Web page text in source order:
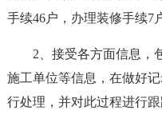
手续46户，办理装修手续7
2、接受各方面信息，
施工单位等信息，在做好
行处理，并对此过程进行